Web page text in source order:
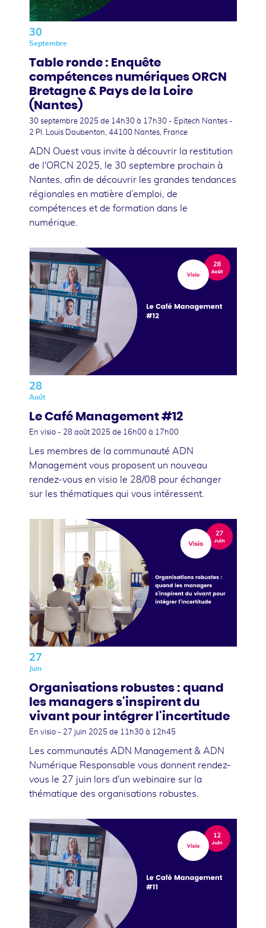
30
Septembre
Table ronde : Enquête
compétences numériques ORCN
Bretagne & Pays de la Loire
(Nantes)
30 septembre 2025 de 14h30 à 17h30 - Epitech Nantes -
2 Pl. Louis Daubenton, 44100 Nantes, France
ADN Ouest vous invite à découvrir la restitution
de l'ORCN 2025, le 30 septembre prochain à
Nantes, afin de découvrir les grandes tendances
régionales en matière d’emploi, de
compétences et de formation dans le
numérique.
28
Août
Le Café Management #12
En visio - 28 août 2025 de 16h00 à 17h00
Les membres de la communauté ADN
Management vous proposent un nouveau
rendez-vous en visio le 28/08 pour échanger
sur les thématiques qui vous intéressent.
27
Juin
Organisations robustes : quand
les managers s'inspirent du
vivant pour intégrer l'incertitude
En visio - 27 juin 2025 de 11h30 à 12h45
Les communautés ADN Management & ADN
Numérique Responsable vous donnent rendez-
vous le 27 juin lors d'un webinaire sur la
thématique des organisations robustes.